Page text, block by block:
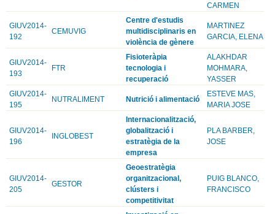
CARMEN
GIUV2014-
192
CEMUVIG
Centre d'estudis
multidisciplinaris en
violència de gènere
MARTINEZ
GARCIA, ELENA
GIUV2014-
193
FTR
Fisioteràpia
tecnologia i
recuperació
ALAKHDAR
MOHMARA,
YASSER
GIUV2014-
195
NUTRALIMENT Nutrició i alimentació
ESTEVE MAS,
MARIA JOSE
GIUV2014-
196
INGLOBEST
Internacionalització,
globalització i
estratègia de la
empresa
PLA BARBER,
JOSE
GIUV2014-
205
GESTOR
Geoestratègia
organitzacional,
clústers i
competitivitat
PUIG BLANCO,
FRANCISCO